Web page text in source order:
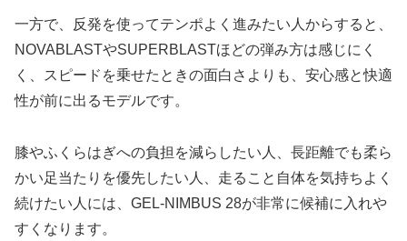
一方で、反発を使ってテンポよく進みたい人からすると、
NOVABLASTやSUPERBLASTほどの弾み方は感じにく
く、スピードを乗せたときの面白さよりも、安心感と快適
性が前に出るモデルです。
膝やふくらはぎへの負担を減らしたい人、長距離でも柔ら
かい足当たりを優先したい人、走ること自体を気持ちよく
続けたい人には、GEL-NIMBUS 28が非常に候補に入れや
すくなります。